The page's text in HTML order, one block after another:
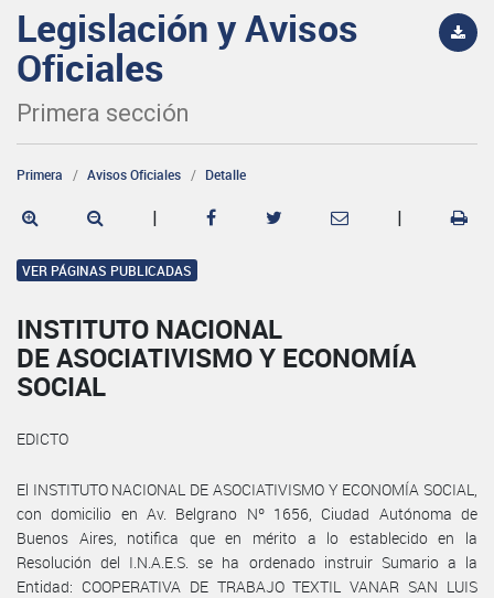
Legislación y Avisos
Oficiales
Primera sección
Primera Avisos Oficiales Detalle
| |
VER PÁGINAS PUBLICADAS
INSTITUTO NACIONAL
DE ASOCIATIVISMO Y ECONOMÍA
SOCIAL
EDICTO
El INSTITUTO NACIONAL DE ASOCIATIVISMO Y ECONOMÍA SOCIAL,
con domicilio en Av. Belgrano Nº 1656, Ciudad Autónoma de
Buenos Aires, notifica que en mérito a lo establecido en la
Resolución del I.N.A.E.S. se ha ordenado instruir Sumario a la
Entidad: COOPERATIVA DE TRABAJO TEXTIL VANAR SAN LUIS